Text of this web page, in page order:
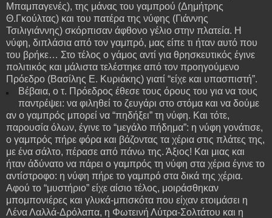
Μπαμπαγενές), της μάνας του γαμπρού (Δημήτρης
Θ.Γκούλτας) και του πατέρα της νύφης (Γιάννης
Τσιλιγιάννης) σκόρπισαν άφθονο γέλιο στην πλατεία. Η
νύφη, διπλάσια από τον γαμπρό, μας είπε τι ήταν αυτό που
του βρήκε… Στο τέλος ο γάμος αντί για θρησκευτικός έγινε
πολιτικός και μάλιστα τελέστηκε από τον προηγούμενο
Πρόεδρο (Βασίλης Ε. Κυριάκης) γιατί “είχε και υπασπιστή”.
Βέβαια, ο τ. Πρόεδρος έθεσε τους όρους του για να τους
παντρέψει: να φιληθεί το ζευγάρι στο στόμα και να δούμε
αν ο γαμπρός μπορεί να “πηδήξει” τη νύφη. Και τότε,
παρουσία όλων, έγινε το “μεγάλο πήδημα”: η νύφη γονάτισε,
ο γαμπρός πήρε φόρα και βάζοντας τα χέρια στις πλάτες της,
με ένα σάλτο, πέρασε από πάνω της. Άξιος! Και μιας και
ήταν άδύνατο να πάρει ο γαμπρός τη νύφη στα χέρια έγινε το
αντίστροφο: η νύφη πήρε το γαμπρό στα δικά της χέρια.
Αφού το “μυστήριο” είχε αίσιο τέλος, μοιράσθηκαν
μπομπονιέρες και γλυκά-μπισκότα που είχαν ετοιμάσει η
Λένα Λαλλά-Δρόλαπα, η Φωτεινή Λύτρα-Σολτάτου και η